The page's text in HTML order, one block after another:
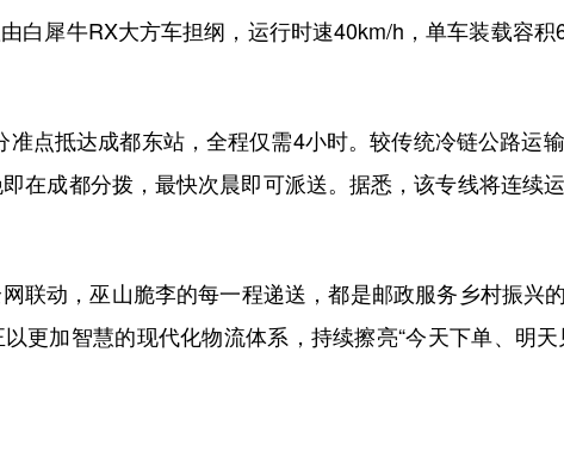
犀牛RX大方车担纲，运行时速40km/h，单车装载容积
点抵达成都东站，全程仅需4小时。较传统冷链公路运
在成都分拨，最快次晨即可派送。据悉，该专线将连续
动，巫山脆李的每一程递送，都是邮政服务乡村振兴
更加智慧的现代化物流体系，持续擦亮“今天下单、明